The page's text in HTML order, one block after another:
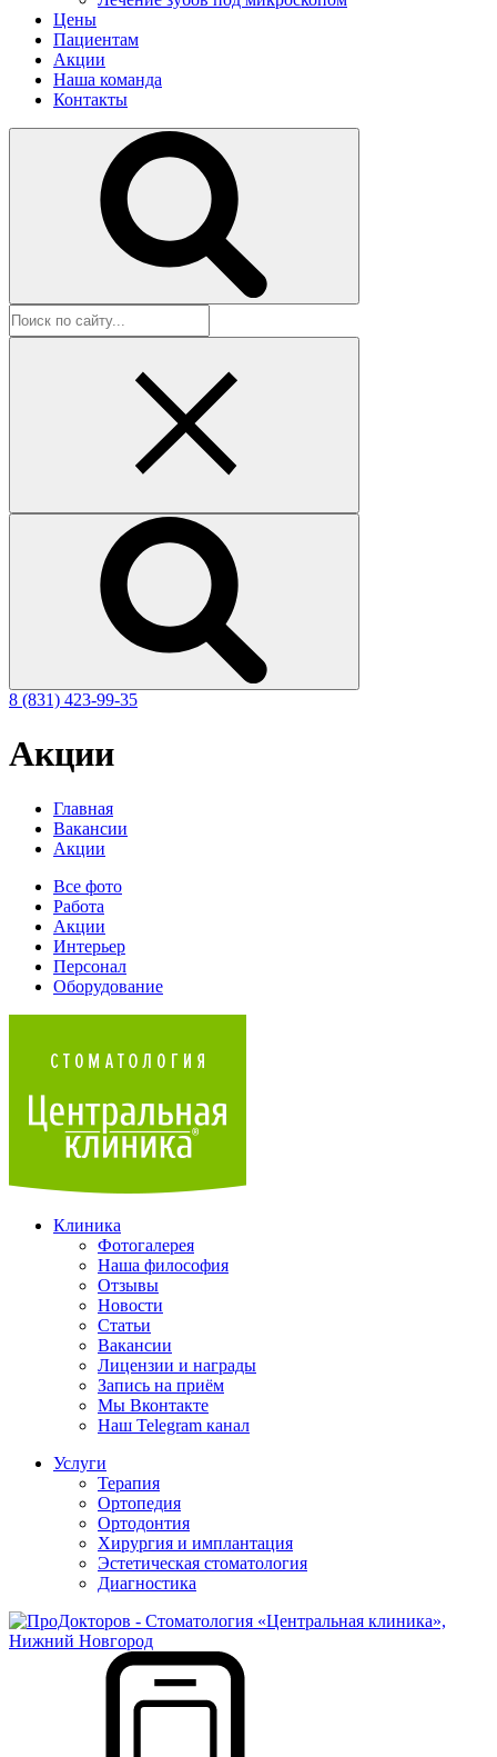
Цены
Пациентам
Акции
Наша команда
Контакты
8 (831) 423-99-35
Акции
Главная
Вакансии
Акции
Все фото
Работа
Акции
Интерьер
Персонал
Оборудование
Клиника
Фотогалерея
Наша философия
Отзывы
Новости
Статьи
Вакансии
Лицензии и награды
Запись на приём
Мы Вконтакте
Наш Telegram канал
Услуги
Терапия
Ортопедия
Ортодонтия
Хирургия и имплантация
Эстетическая стоматология
Диагностика